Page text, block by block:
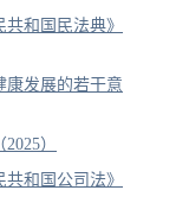
和国民法典》
康发展的若干意
）
和国公司法》